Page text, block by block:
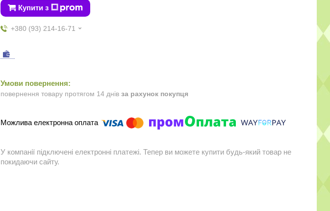
Купити з
+380 (93) 214-16-71
повернення товару протягом 14 днів за рахунок покупця
У компанії підключені електронні платежі. Тепер ви можете купити будь-який товар не
покидаючи сайту.